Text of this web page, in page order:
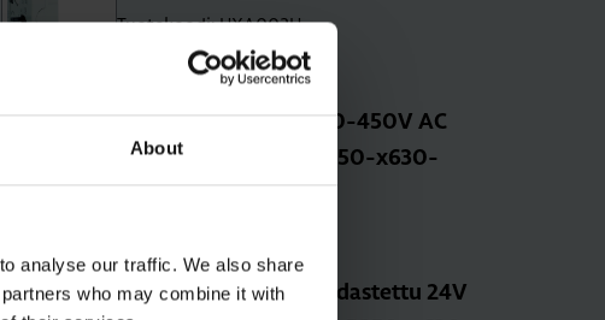
About
analyse our traffic. We also share
who may combine it with
Tuotekoodi: HXA002H
Sähkönumero: 3637328
Työ­vir­ta­lau­kai­si­ja 380-450V AC
(x160-P160-x250-P250-x630-
Sähkönumero: 3637331
Ali­jän­ni­te­lau­kai­si­ja hi­das­tet­tu 24V